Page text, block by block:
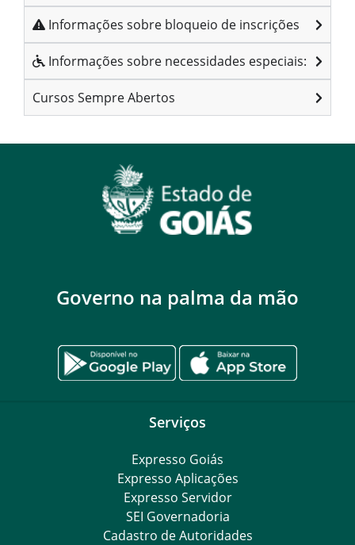
Informações sobre bloqueio de inscrições
Informações sobre necessidades especiais:
Cursos Sempre Abertos
Governo na palma da mão
Serviços
Expresso Goiás
Expresso Aplicações
Expresso Servidor
SEI Governadoria
Cadastro de Autoridades